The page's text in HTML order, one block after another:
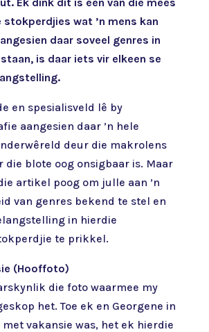
stokperdjies wat ’n mens kan
daar soveel genres in
is daar iets vir elkeen se
en spesialisveld lê by
aangesien daar ’n hele
deur die makrolens
die blote oog onsigbaar is. Maar
artikel poog om julle aan ’n
van genres bekend te stel en
in hierdie
te prikkel.
(Hooffoto)
die foto waarmee my
het. Toe ek en Georgene in
met vakansie was, het ek hierdie